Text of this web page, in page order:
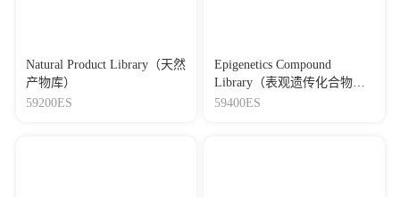
Natural Product Library（天然
产物库）
59200ES
Epigenetics Compound
Library（表观遗传化合物
库）
59400ES